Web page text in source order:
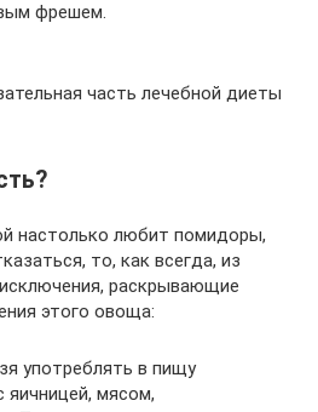
фрешем.
часть лечебной диеты
настолько любит помидоры,
то, как всегда, из
раскрывающие
этого овоща:
употреблять в пищу
яичницей, мясом,